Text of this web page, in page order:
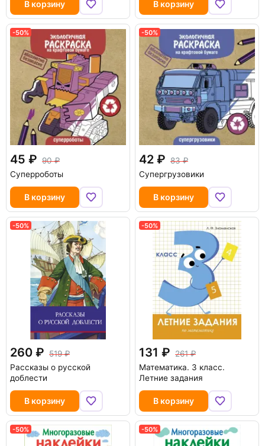
В корзину В корзину
-50%
45
90
Суперроботы
В корзину
-50%
42
83
Супергрузовики
В корзину
-50%
260
519
Рассказы о русской
доблести
В корзину
-50%
131
261
Математика. 3 класс.
Летние задания
В корзину
-50% -50%